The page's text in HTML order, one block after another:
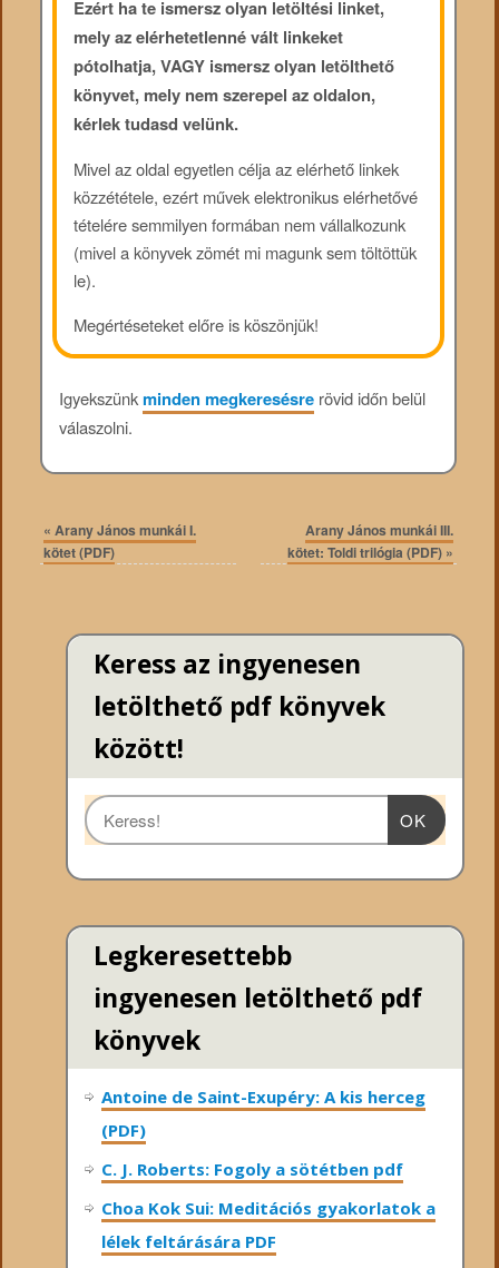
Ezért ha te ismersz olyan letöltési linket,
mely az elérhetetlenné vált linkeket
pótolhatja, VAGY ismersz olyan letölthető
könyvet, mely nem szerepel az oldalon,
kérlek tudasd velünk.
Mivel az oldal egyetlen célja az elérhető linkek
közzététele, ezért művek elektronikus elérhetővé
tételére semmilyen formában nem vállalkozunk
(mivel a könyvek zömét mi magunk sem töltöttük
le).
Megértéseteket előre is köszönjük!
Igyekszünkminden megkeresésrerövid időn belül
válaszolni.
« Arany János munkái I.
kötet (PDF)
Arany János munkái III.
kötet: Toldi trilógia (PDF) »
Keress az ingyenesen
letölthető pdf könyvek
között!
OK
Legkeresettebb
ingyenesen letölthető pdf
könyvek
Antoine de Saint-Exupéry: A kis herceg
(PDF)
C. J. Roberts: Fogoly a sötétben pdf
Choa Kok Sui: Meditációs gyakorlatok a
lélek feltárására PDF